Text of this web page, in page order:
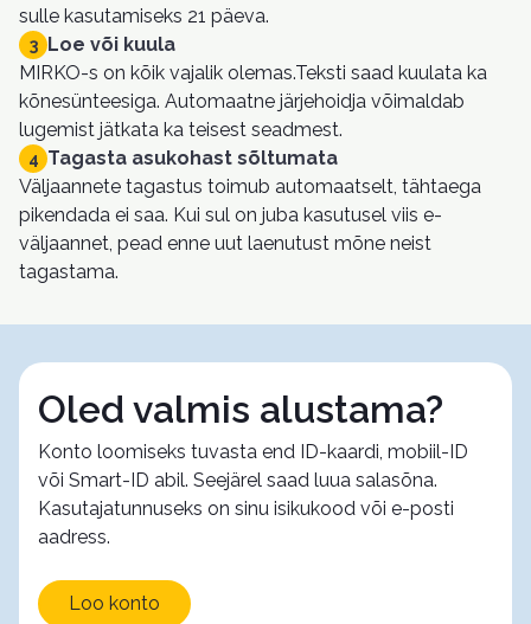
sulle kasutamiseks 21 päeva.
3 Loe või kuula
MIRKO-s on kõik vajalik olemas.Teksti saad kuulata ka
kõnesünteesiga. Automaatne järjehoidja võimaldab
lugemist jätkata ka teisest seadmest.
4 Tagasta asukohast sõltumata
Väljaannete tagastus toimub automaatselt, tähtaega
pikendada ei saa. Kui sul on juba kasutusel viis e-
väljaannet, pead enne uut laenutust mõne neist
tagastama.
Oled valmis alustama?
Konto loomiseks tuvasta end ID-kaardi, mobiil-ID
või Smart-ID abil. Seejärel saad luua salasõna.
Kasutajatunnuseks on sinu isikukood või e-posti
aadress.
Loo konto